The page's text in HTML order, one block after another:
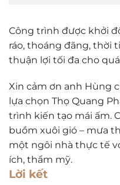
Công trình được khởi
ráo, thoáng đãng, thời
thuận lợi tối đa cho
Xin cảm ơn anh Hùng
lựa chọn Thọ Quang
trình kiến tạo mái ấm.
buồm xuôi gió – mưa
một ngôi nhà thực tế
ích, thẩm mỹ.
Lời kết